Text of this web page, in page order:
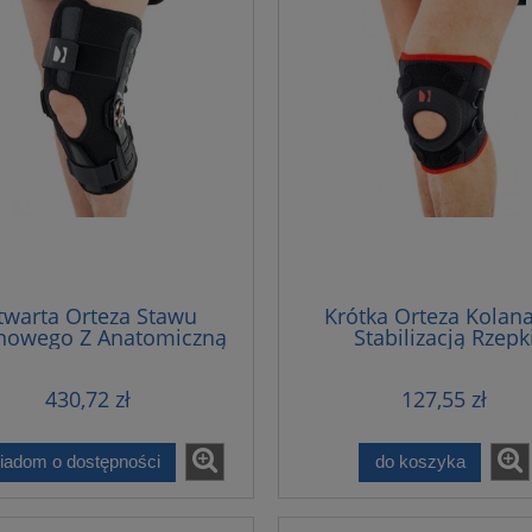
Pas piersiowy
260,00 zł
do koszyka
FP-45 Pas mocujący HB
730,00 zł
do koszyka
Orteza Stawu
Z Anatomiczną
Zakresu
430,72 zł
o dostępności
Krótka Orteza
Stabilizacją Rzepki
127,55 zł
do koszyka